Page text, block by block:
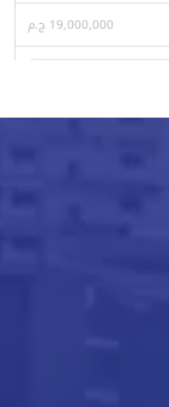
19,000,000 ج.م